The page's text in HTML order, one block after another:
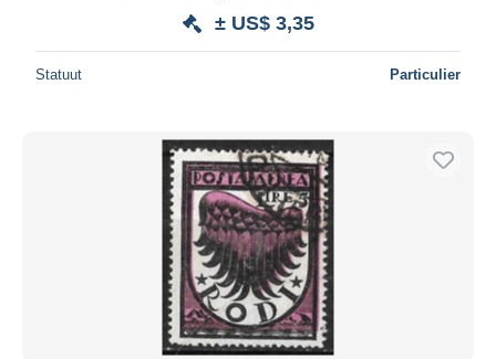
± US$ 3,35
Statuut Particulier